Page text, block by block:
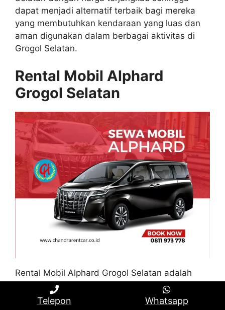
dapat menjadi alternatif terbaik bagi mereka
yang membutuhkan kendaraan yang luas dan
aman digunakan dalam berbagai aktivitas di
Grogol Selatan.
Rental Mobil Alphard
Grogol Selatan
Rental Mobil Alphard Grogol Selatan adalah
pilihan lain bagi pengguna yang ingin menikmati
kemewahan dan eksklusifitas saat berpergian
Telepon Whatsapp